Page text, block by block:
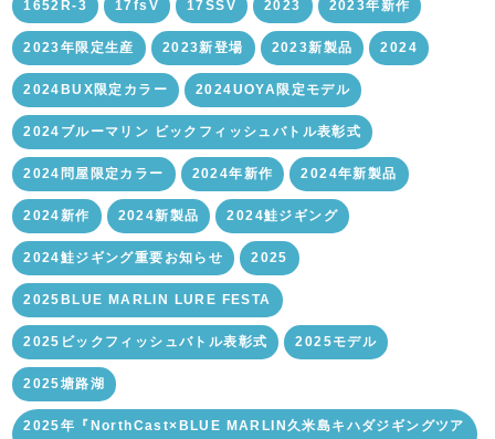
1652R-3 17fsV 17SSV 2023 2023年新作
2023年限定生産 2023新登場 2023新製品 2024
2024BUX限定カラー 2024UOYA限定モデル
2024ブルーマリン ビックフィッシュバトル表彰式
2024問屋限定カラー 2024年新作 2024年新製品
2024新作 2024新製品 2024鮭ジギング
2024鮭ジギング重要お知らせ 2025
2025BLUE MARLIN LURE FESTA
2025ビックフィッシュバトル表彰式 2025モデル
2025塘路湖
2025年『NorthCast×BLUE MARLIN久米島キハダジギングツア